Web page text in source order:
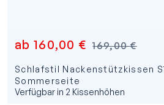
169,00€
ab 160,00 €
Schlafstil Nackenstützkissen
Sommerseite
Verfügbar in 2 Kissenhöhen